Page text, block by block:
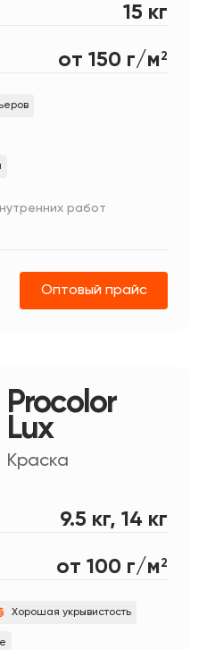
15 кг
от 150 г/м 2
работ
Оптовый прайс
Procolor
Lux
Краска
9.5 кг, 14 кг
от 100 г/м 2
Хорошая укрывистость